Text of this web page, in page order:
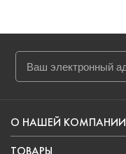
О НАШЕЙ КОМПАНИИ
ТОВАРЫ